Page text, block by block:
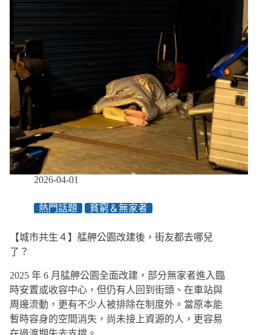
2026-04-01
熱門話題 貧窮＆無家者
【城市共生４】艋舺公園改建後，街友都去哪兒
了？
2025 年 6 月艋舺公園全面改建，部分無家者進入臨
時安置或收容中心，但仍有人回到街頭、在車站與
周邊流動，更有不少人被排除在制度外。當原本能
暫時容身的空間消失，尚未接上資源的人，更容易